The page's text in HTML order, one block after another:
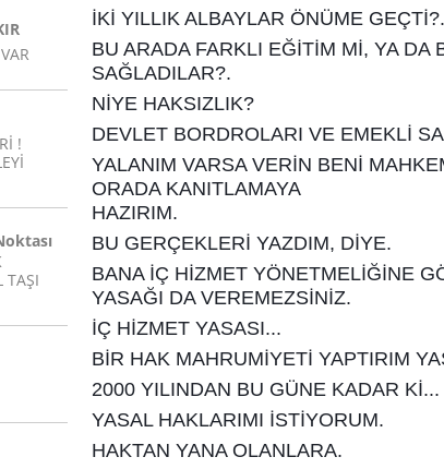
!
TAŞI
İKİ YILLIK ALBAYLAR ÖNÜME GEÇTİ?.
BU ARADA FARKLI EĞİTİM Mİ, YA DA
SAĞLADILAR?.
NİYE HAKSIZLIK?
DEVLET BORDROLARI VE EMEKLİ
YALANIM VARSA VERİN BENİ
ORADA KANITLAMAYA
HAZIRIM.
BU GERÇEKLERİ YAZDIM, DİYE.
BANA İÇ HİZMET YÖNETMELİĞİNE
YASAĞI DA VEREMEZSİNİZ.
İÇ HİZMET YASASI...
BİR HAK MAHRUMİYETİ YAPTIRIM
2000 YILINDAN BU GÜNE KADAR Kİ...
YASAL HAKLARIMI İSTİYORUM.
HAKTAN YANA OLANLARA.